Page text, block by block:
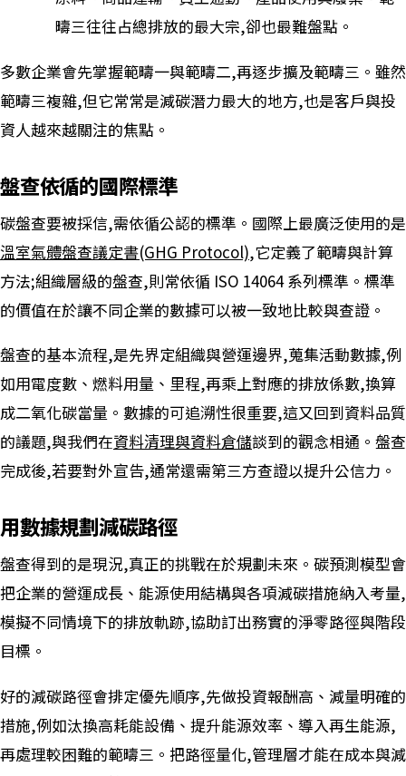
疇三往往占總排放的最大宗,卻也最難盤點。
多數企業會先掌握範疇一與範疇二,再逐步擴及範疇三。雖然
範疇三複雜,但它常常是減碳潛力最大的地方,也是客戶與投
資人越來越關注的焦點。
盤查依循的國際標準
碳盤查要被採信,需依循公認的標準。國際上最廣泛使用的是
溫室氣體盤查議定書(GHG Protocol),它定義了範疇與計算
方法;組織層級的盤查,則常依循 ISO 14064 系列標準。標準
的價值在於讓不同企業的數據可以被一致地比較與查證。
盤查的基本流程,是先界定組織與營運邊界,蒐集活動數據,例
如用電度數、燃料用量、里程,再乘上對應的排放係數,換算
成二氧化碳當量。數據的可追溯性很重要,這又回到資料品質
的議題,與我們在資料清理與資料倉儲談到的觀念相通。盤查
完成後,若要對外宣告,通常還需第三方查證以提升公信力。
用數據規劃減碳路徑
盤查得到的是現況,真正的挑戰在於規劃未來。碳預測模型會
把企業的營運成長、能源使用結構與各項減碳措施納入考量,
模擬不同情境下的排放軌跡,協助訂出務實的淨零路徑與階段
目標。
好的減碳路徑會排定優先順序,先做投資報酬高、減量明確的
措施,例如汰換高耗能設備、提升能源效率、導入再生能源,
再處理較困難的範疇三。把路徑量化,管理層才能在成本與減